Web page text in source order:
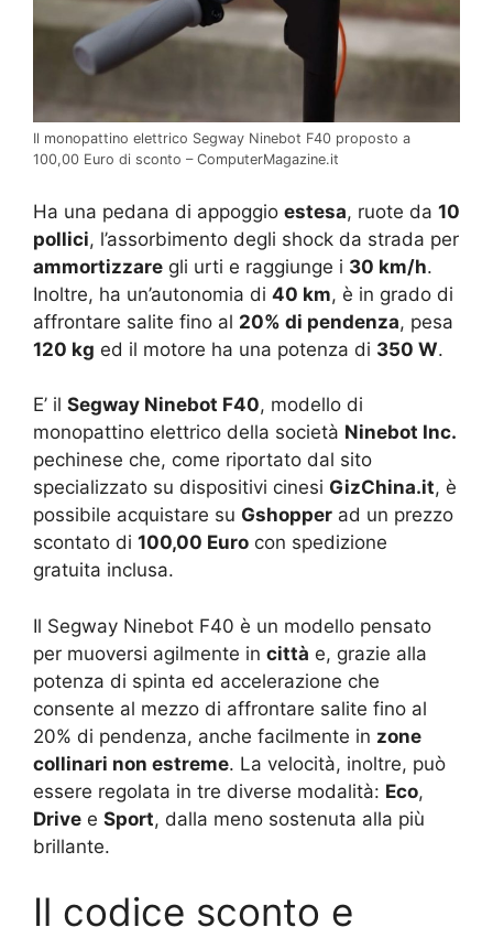
Il monopattino elettrico Segway Ninebot F40 proposto a
100,00 Euro di sconto – ComputerMagazine.it
Ha una pedana di appoggio estesa, ruote da 10
pollici, l’assorbimento degli shock da strada per
ammortizzare gli urti e raggiunge i 30 km/h.
Inoltre, ha un’autonomia di 40 km, è in grado di
affrontare salite fino al 20% di pendenza, pesa
120 kg ed il motore ha una potenza di 350 W.
E’ il Segway Ninebot F40, modello di
monopattino elettrico della società Ninebot Inc.
pechinese che, come riportato dal sito
specializzato su dispositivi cinesi GizChina.it, è
possibile acquistare su Gshopper ad un prezzo
scontato di 100,00 Euro con spedizione
gratuita inclusa.
Il Segway Ninebot F40 è un modello pensato
per muoversi agilmente in città e, grazie alla
potenza di spinta ed accelerazione che
consente al mezzo di affrontare salite fino al
20% di pendenza, anche facilmente in zone
collinari non estreme. La velocità, inoltre, può
essere regolata in tre diverse modalità: Eco,
Drive e Sport, dalla meno sostenuta alla più
brillante.
Il codice sconto e